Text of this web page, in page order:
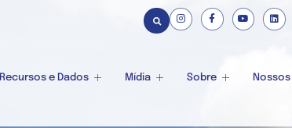
Recursos e Dados Mídia Sobre